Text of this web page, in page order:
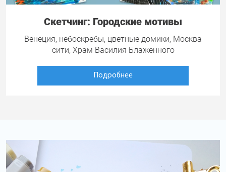
Скетчинг: Городские мотивы
Венеция, небоскребы, цветные домики, Москва
сити, Храм Василия Блаженного
Подробнее